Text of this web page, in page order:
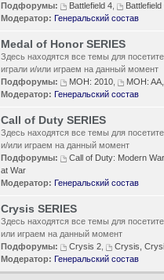
Подфорумы:
Battlefield 4 Battlefield
Модератор: Генеральский состав
Medal of Honor SERIES
Здесь находятся все темы для
играли и/или играем на данный момент
Подфорумы:
MOH: 2010
MOH:
Модератор: Генеральский состав
Call of Duty SERIES
Здесь находятся все темы для
и/или играем на данный момент
Подфорумы:
Call of Duty: Modern
at War
Модератор: Генеральский состав
Crysis SERIES
Здесь находятся все темы для
или играем на данный момент
Подфорумы:
Crysis 2
Crysis,
Модератор: Генеральский состав